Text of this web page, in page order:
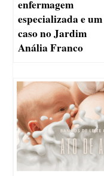
enfermagem
especializada e um
caso no Jardim
Anália Franco